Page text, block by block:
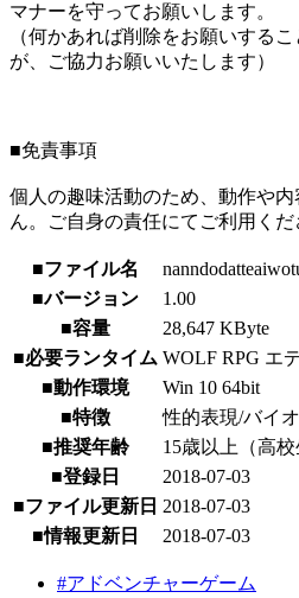
マナーを守ってお願いします。
（何かあれば削除をお願いする
が、ご協力お願いいたします）
■免責事項
個人の趣味活動のため、動作や
ん。ご自身の責任にてご利用くだ
■ファイル名
■バージョン
1.00
■容量
28,647 KByte
■必要ランタイム WOLF RPG エ
■動作環境
Win 10 64bit
■特徴
性的表現/バイ
■推奨年齢
15歳以上（高校
■登録日
2018-07-03
■ファイル更新日 2018-07-03
■情報更新日
2018-07-03
#アドベンチャーゲーム